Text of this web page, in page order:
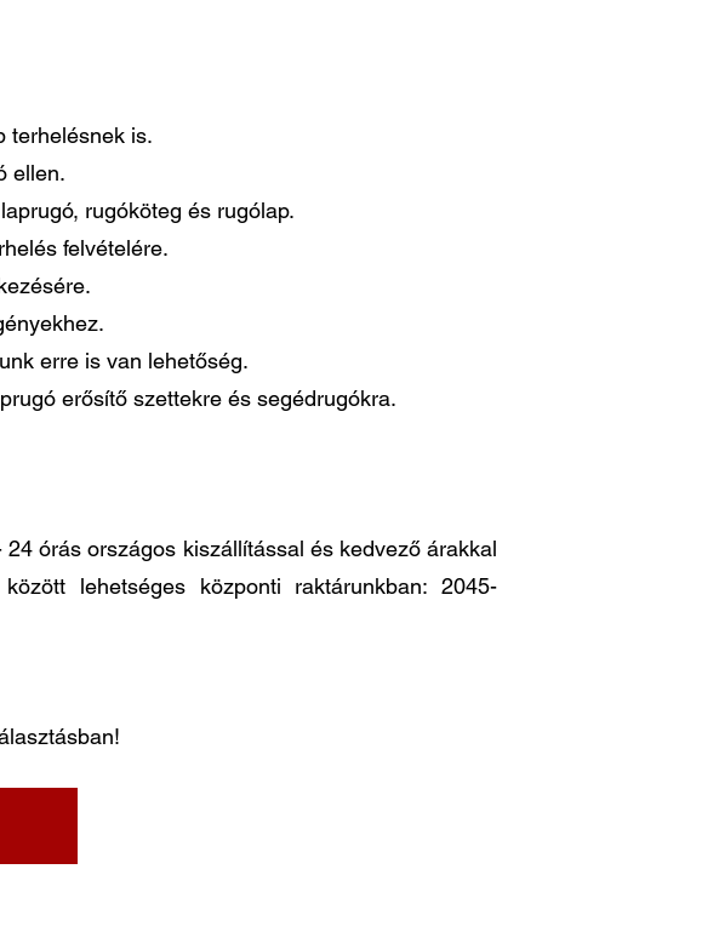
terhelésnek is.
ellen.
rugóköteg és rugólap.
felvételére.
erre is van lehetőség.
erősítő szettekre és segédrugókra.
órás országos kiszállítással és kedvező árakkal
lehetséges központi raktárunkban: 2045-